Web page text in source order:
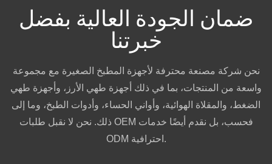
ضمان الجودة العالية بفضل
خبرتنا
نحن شركة مصنعة محترفة لأجهزة المطبخ الصغيرة مع مجموعة
واسعة من المنتجات، بما في ذلك أجهزة طهي الأرز، وأجهزة طهي
الضغط، والمقلاة الهوائية، وأواني الحساء، وأدوات الطبخ، وما إلى
ذلك. نحن لا نقبل طلبات OEM فحسب، بل نقدم أيضًا خدمات
ODM احترافية.